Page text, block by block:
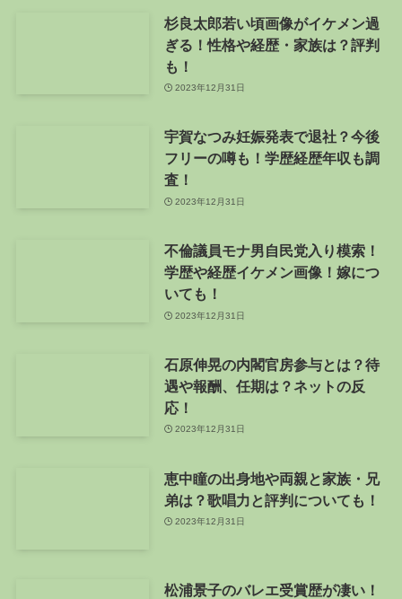
杉良太郎若い頃画像がイケメン過
ぎる！性格や経歴・家族は？評判
も！
2023年12月31日
宇賀なつみ妊娠発表で退社？今後
フリーの噂も！学歴経歴年収も調
査！
2023年12月31日
不倫議員モナ男自民党入り模索！
学歴や経歴イケメン画像！嫁につ
いても！
2023年12月31日
石原伸晃の内閣官房参与とは？待
遇や報酬、任期は？ネットの反
応！
2023年12月31日
恵中瞳の出身地や両親と家族・兄
弟は？歌唱力と評判についても！
2023年12月31日
松浦景子のバレエ受賞歴が凄い！